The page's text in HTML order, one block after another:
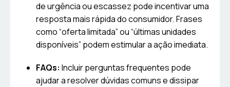
de urgência ou escassez pode incentivar uma
resposta mais rápida do consumidor. Frases
como “oferta limitada” ou “últimas unidades
disponíveis” podem estimular a ação imediata.
FAQs: Incluir perguntas frequentes pode
ajudar a resolver dúvidas comuns e dissipar